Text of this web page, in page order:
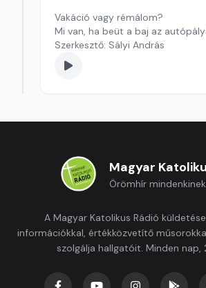
Vakáció vagy rémálom?
Mi van, ha beüt a baj az
Szerkesztő: Sályi András
Magyar
Örömhír
A Magyar Katolikus Rádió
információkkal, értékközvetítő
szolgálja hallgatóit. Minden nap,